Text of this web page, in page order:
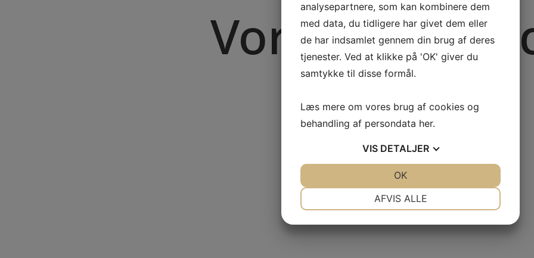
Voresanalysepartnere, som kan kombinere dem
med data, du tidligere har givet dem eller
de har indsamlet gennem din brug af deres
tjenester. Ved at klikke på 'OK' giver du
samtykke til disse formål.
Læs mere om vores brug af cookies og
behandling af persondata her.
VIS DETALJER
AFVIS ALLE
OK